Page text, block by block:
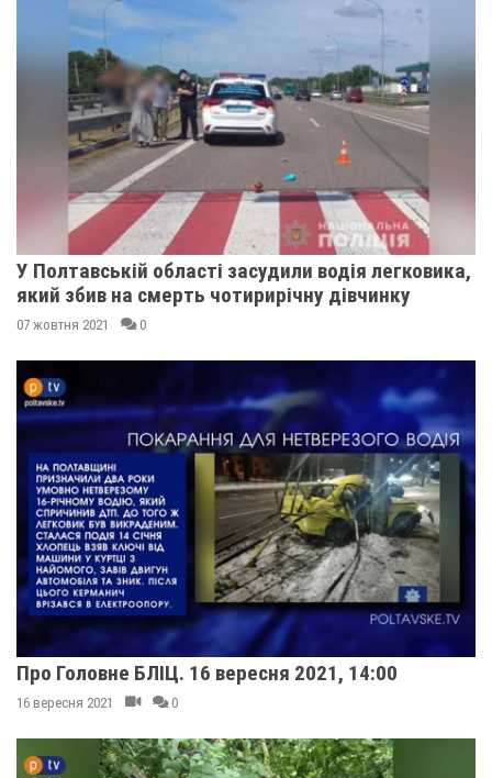
У Полтавській області засудили водія легковика,
який збив на смерть чотирирічну дівчинку
07 жовтня 2021 0
Про Головне БЛІЦ. 16 вересня 2021, 14:00
16 вересня 2021 0